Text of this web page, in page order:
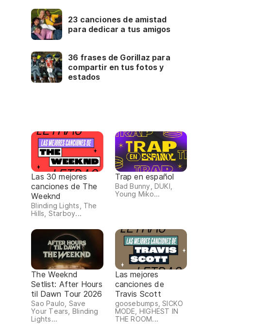
23 canciones de amistad
para dedicar a tus amigos
36 frases de Gorillaz para
compartir en tus fotos y
estados
Las 30 mejores
canciones de The
Weeknd
Blinding Lights, The
Hills, Starboy...
Trap en español
Bad Bunny, DUKI,
Young Miko...
The Weeknd
Setlist: After Hours
til Dawn Tour 2026
Sao Paulo, Save
Your Tears, Blinding
Lights...
Las mejores
canciones de
Travis Scott
goosebumps, SICKO
MODE, HIGHEST IN
THE ROOM...